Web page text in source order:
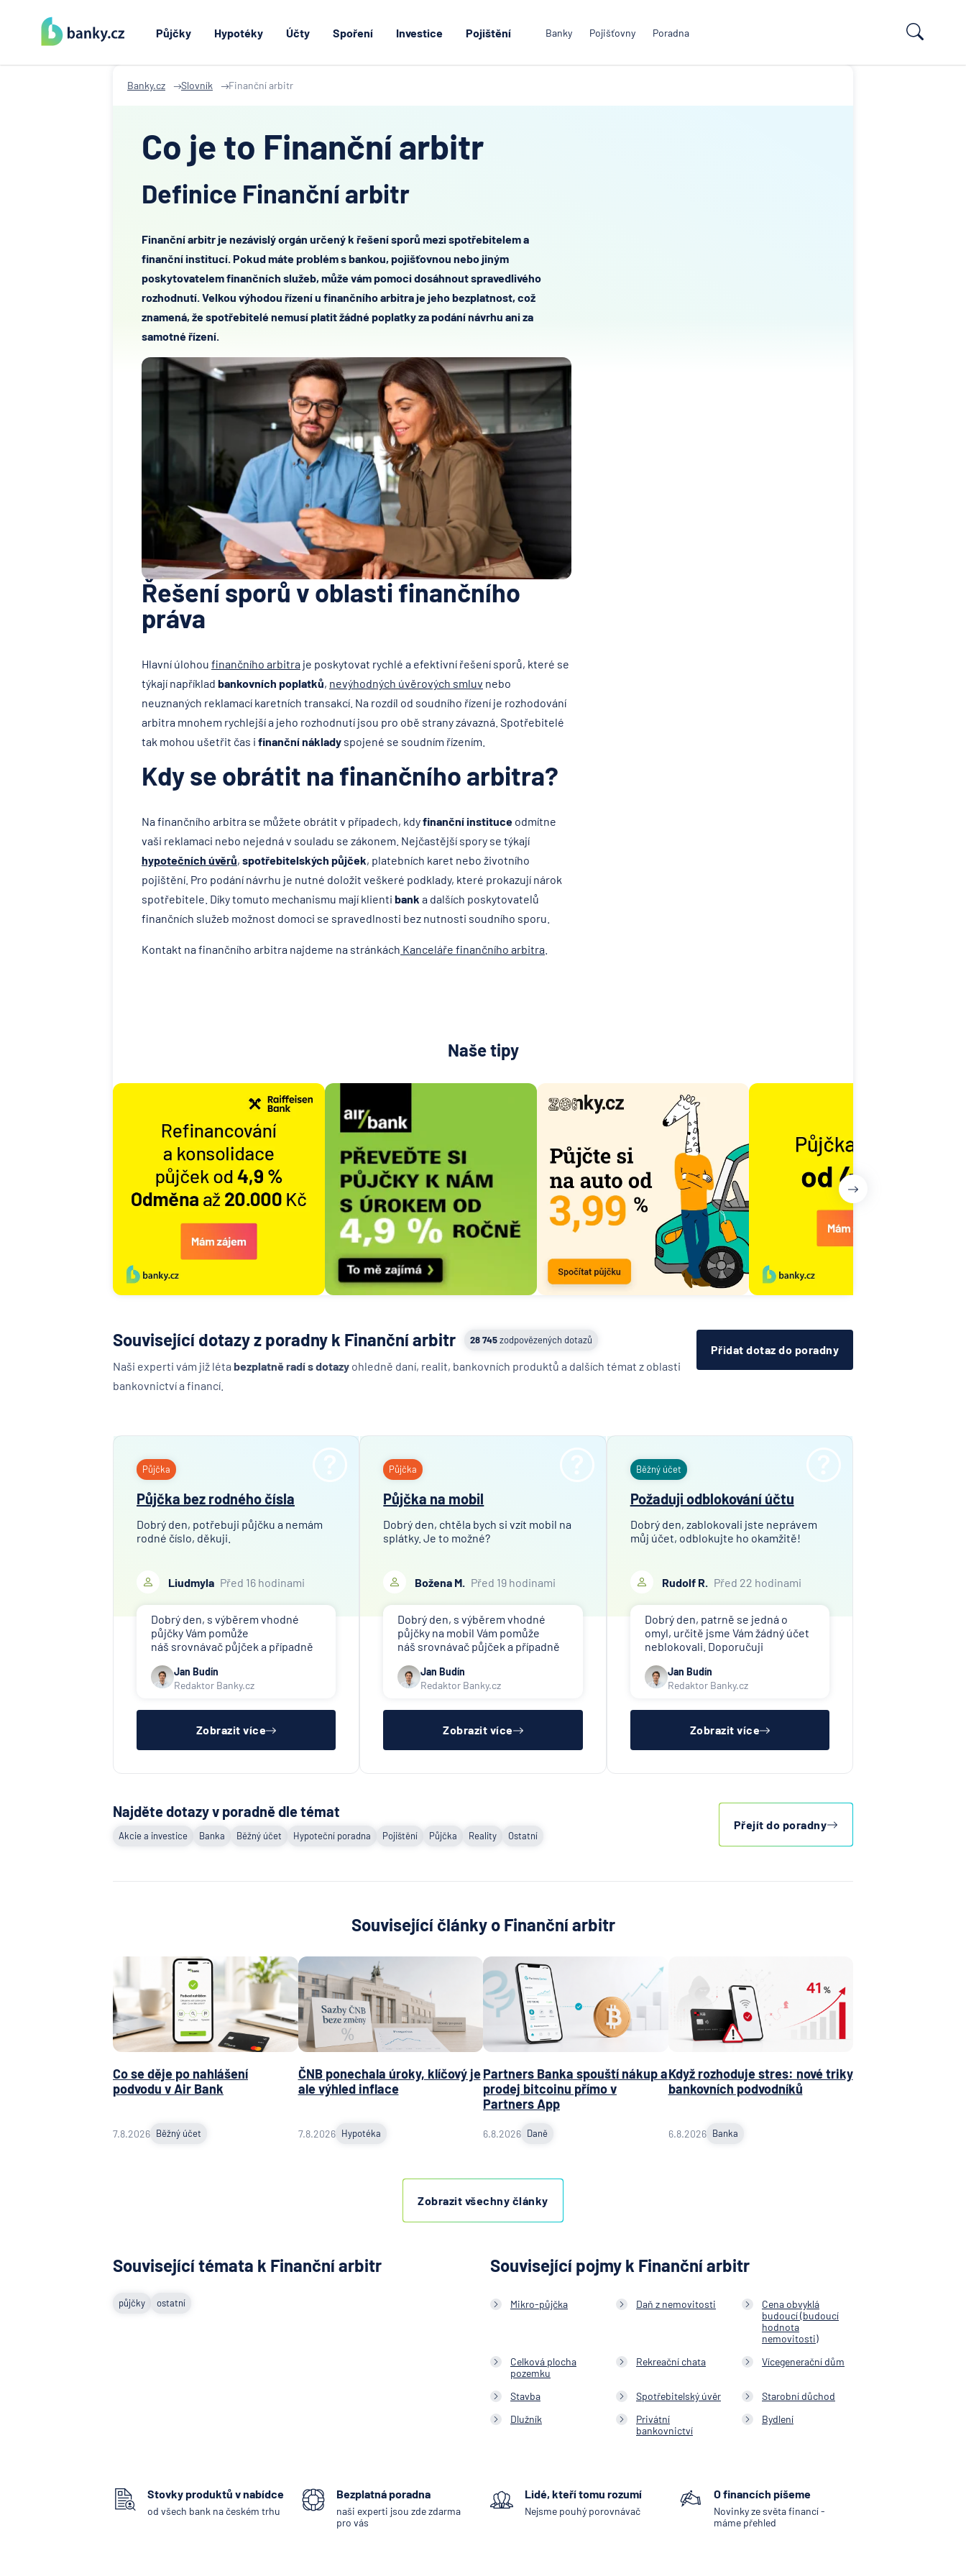
Půjčky Hypotéky Účty Spoření Investice Pojištění Banky Pojišťovny Poradna
Banky.cz Slovník Finanční arbitr
Co je to Finanční arbitr
Definice Finanční arbitr
Finanční arbitr je nezávislý orgán určený k řešení sporů mezi spotřebitelem a
finanční institucí. Pokud máte problém s bankou, pojišťovnou nebo jiným
poskytovatelem finančních služeb, může vám pomoci dosáhnout spravedlivého
rozhodnutí. Velkou výhodou řízení u finančního arbitra je jeho bezplatnost, což
znamená, že spotřebitelé nemusí platit žádné poplatky za podání návrhu ani za
samotné řízení.
Řešení sporů v oblasti finančního
práva
Hlavní úlohou finančního arbitra je poskytovat rychlé a efektivní řešení sporů, které se
týkají například bankovních poplatků, nevýhodných úvěrových smluv nebo
neuznaných reklamací karetních transakcí. Na rozdíl od soudního řízení je rozhodování
arbitra mnohem rychlejší a jeho rozhodnutí jsou pro obě strany závazná. Spotřebitelé
tak mohou ušetřit čas i finanční náklady spojené se soudním řízením.
Kdy se obrátit na finančního arbitra?
Na finančního arbitra se můžete obrátit v případech, kdyfinanční instituce odmítne
vaši reklamaci nebo nejedná v souladu se zákonem. Nejčastější spory se týkají
hypotečních úvěrů, spotřebitelských půjček, platebních karet nebo životního
pojištění. Pro podání návrhu je nutné doložit veškeré podklady, které prokazují nárok
spotřebitele. Díky tomuto mechanismu mají klienti bank a dalších poskytovatelů
finančních služeb možnost domoci se spravedlnosti bez nutnosti soudního sporu.
Kontakt na finančního arbitra najdeme na stránkách Kanceláře finančního arbitra
Naše tipy
28 745zodpovězených dotazů
Související dotazy z poradny k Finanční arbitr
Naši experti vám již léta bezplatně radí s dotazy ohledně daní, realit, bankovních produktů a dalších témat z oblasti
bankovnictví a financí.
Přidat dotaz do poradny
Půjčka
Půjčka bez rodného čísla
Dobrý den, potřebuji půjčku a nemám
rodné číslo, děkuji.
Liudmyla Před 16 hodinami
Dobrý den, s výběrem vhodné
půjčky Vám pomůže
náš srovnávač půjček a případně
půjček. Pro získání půjčky je třeba
mít dostatečný příjem, nebýt ve
Jan Budín
Redaktor Banky.cz
Zobrazit více
Půjčka
Půjčka na mobil
Dobrý den, chtěla bych si vzít mobil na
splátky. Je to možné?
Božena M. Před 19 hodinami
Dobrý den, s výběrem vhodné
půjčky na mobil Vám pomůže
náš srovnávač půjček a případně
půjček. Pro získání půjčky (nebo
nákupu na splátky) je třeba mít
Jan Budín
Redaktor Banky.cz
Zobrazit více
Běžný účet
Požaduji odblokování účtu
Dobrý den, zablokovali jste neprávem
můj účet, odblokujte ho okamžitě!
Rudolf R. Před 22 hodinami
Dobrý den, patrně se jedná o
omyl, určitě jsme Vám žádný účet
neblokovali. Doporučuji
zablokoval (exekutor, banka atd.).
Jan Budín
Redaktor Banky.cz
Zobrazit více
Najděte dotazy v poradně dle témat
Akcie a investice Banka Běžný účet Hypoteční poradna Pojištění Půjčka Reality Ostatní
Přejít do poradny
Související články o Finanční arbitr
Co se děje po nahlášení
podvodu v Air Bank
7.8.2026 Běžný účet
ČNB ponechala úroky, klíčový je
ale výhled inflace
7.8.2026 Hypotéka
Partners Banka spouští nákup a
prodej bitcoinu přímo v
Partners App
6.8.2026 Daně
Když rozhoduje stres: nové triky
bankovních podvodníků
6.8.2026 Banka
Zobrazit všechny články
Související témata k Finanční arbitr
půjčky ostatní
Související pojmy k Finanční arbitr
Mikro-půjčka Daň z nemovitosti
Cena obvyklá
budoucí (budoucí
hodnota
nemovitosti)
Celková plocha
pozemku
Rekreační chata Vícegenerační dům
Stavba Spotřebitelský úvěr
Starobní důchod
Dlužník
Privátní
bankovnictví
Bydlení
Stovky produktů v nabídce
od všech bank na českém trhu
Bezplatná poradna
naši experti jsou zde zdarma
pro vás
Lidé, kteří tomu rozumí
Nejsme pouhý porovnávač
O financích píšeme
Novinky ze světa financí -
máme přehled